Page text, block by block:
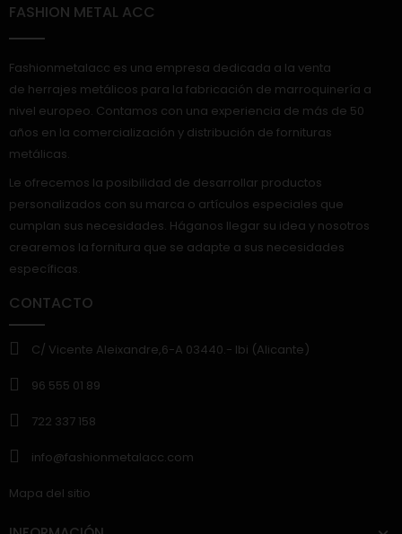
FASHION METAL ACC
Fashionmetalacc es una empresa dedicada a la venta
de herrajes metálicos para la fabricación de marroquinería a
nivel europeo. Contamos con una experiencia de más de 50
años en la comercialización y distribución de fornituras
metálicas.
Le ofrecemos la posibilidad de desarrollar productos
personalizados con su marca o artículos especiales que
cumplan sus necesidades. Háganos llegar su idea y nosotros
crearemos la fornitura que se adapte a sus necesidades
específicas.
CONTACTO
C/ Vicente Aleixandre,6-A 03440.- Ibi (Alicante)
96 555 01 89
722 337 158
info@fashionmetalacc.com
Mapa del sitio